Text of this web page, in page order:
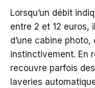
Lorsqu’un débit
entre 2 et 12 euros,
d’une cabine
instinctivement. En
recouvre parfois
laveries